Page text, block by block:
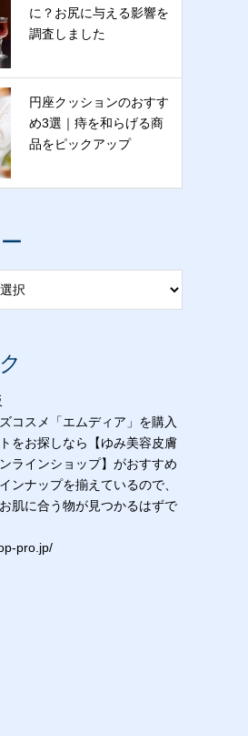
に？お尻に与える影響を
調査しました
円座クッションのおすす
め3選｜痔を和らげる商
品をピックアップ
コスメ「エムディア」を購入
をお探しなら【ゆみ美容皮膚
ラインショップ】がおすすめ
ンナップを揃えているので、
肌に合う物が見つかるはずで
pro.jp/